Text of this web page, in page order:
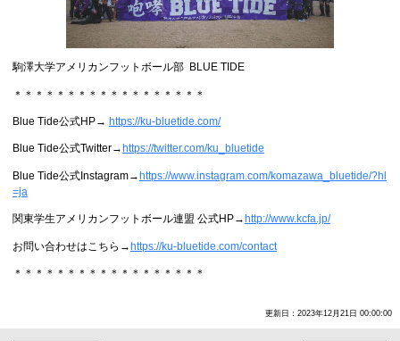
駒澤大学アメリカンフットボール部 BLUE TIDE
＊＊＊＊＊＊＊＊＊＊＊＊＊＊＊＊＊＊
Blue Tide公式HP→ https://ku-bluetide.com/
Blue Tide公式Twitter→ https://twitter.com/ku_bluetide
Blue Tide公式Instagram→ https://www.instagram.com/komazawa_bluetide/?hl
=ja
関東学生アメリカンフットボール連盟 公式HP→ http://www.kcfa.jp/
お問い合わせはこちら→https://ku-bluetide.com/contact
＊＊＊＊＊＊＊＊＊＊＊＊＊＊＊＊＊＊
更新日：2023年12月21日 00:00:00